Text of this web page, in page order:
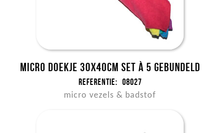
Micro doekje 30x40cm set à 5 gebundeld
Referentie: 08027
micro vezels & badstof